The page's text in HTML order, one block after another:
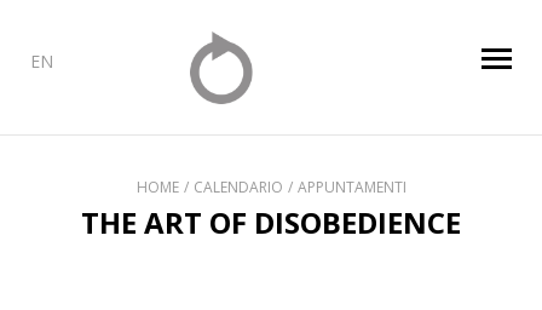
EN
HOME CALENDARIO APPUNTAMENTI
THE ART OF DISOBEDIENCE